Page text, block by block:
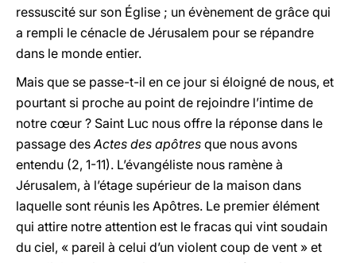
ressuscité sur son Église ; un évènement de grâce qui
a rempli le cénacle de Jérusalem pour se répandre
dans le monde entier.
Mais que se passe-t-il en ce jour si éloigné de nous, et
pourtant si proche au point de rejoindre l’intime de
notre cœur ? Saint Luc nous offre la réponse dans le
passage desActes des apôtres que nous avons
entendu (2, 1-11). L’évangéliste nous ramène à
Jérusalem, à l’étage supérieur de la maison dans
laquelle sont réunis les Apôtres. Le premier élément
qui attire notre attention est le fracas qui vint soudain
du ciel, « pareil à celui d’un violent coup de vent » et